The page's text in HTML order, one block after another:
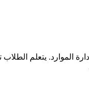
الموارد. يتعلم